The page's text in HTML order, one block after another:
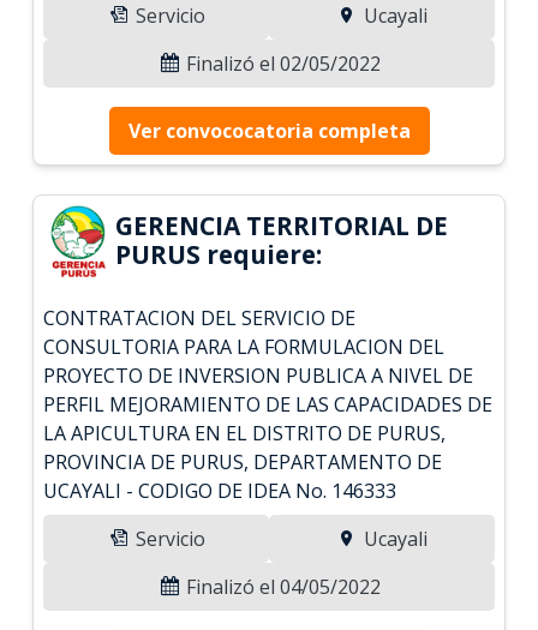
Servicio
Ucayali
Finalizó el 02/05/2022
Ver convococatoria completa
GERENCIA TERRITORIAL DE
PURUS requiere:
CONTRATACION DEL SERVICIO DE
CONSULTORIA PARA LA FORMULACION DEL
PROYECTO DE INVERSION PUBLICA A NIVEL DE
PERFIL MEJORAMIENTO DE LAS CAPACIDADES DE
LA APICULTURA EN EL DISTRITO DE PURUS,
PROVINCIA DE PURUS, DEPARTAMENTO DE
UCAYALI - CODIGO DE IDEA No. 146333
Servicio
Ucayali
Finalizó el 04/05/2022